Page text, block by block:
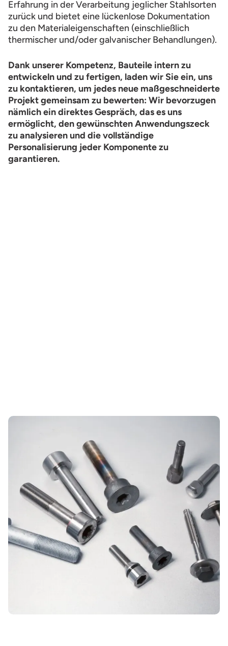
Erfahrung in der Verarbeitung jeglicher Stahlsorten
zurück und bietet eine lückenlose Dokumentation
zu den Materialeigenschaften (einschließlich
thermischer und/oder galvanischer Behandlungen).
Dank unserer Kompetenz, Bauteile intern zu
entwickeln und zu fertigen, laden wir Sie ein, uns
zu kontaktieren, um jedes neue maßgeschneiderte
Projekt gemeinsam zu bewerten: Wir bevorzugen
nämlich ein direktes Gespräch, das es uns
ermöglicht, den gewünschten Anwendungszeck
zu analysieren und die vollständige
Personalisierung jeder Komponente zu
garantieren.